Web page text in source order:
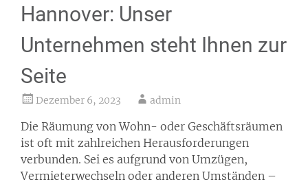
Hannover: Unser
Unternehmen steht Ihnen zur
Seite
Dezember 6, 2023 admin
Die Räumung von Wohn- oder Geschäftsräumen
ist oft mit zahlreichen Herausforderungen
verbunden. Sei es aufgrund von Umzügen,
Vermieterwechseln oder anderen Umständen –